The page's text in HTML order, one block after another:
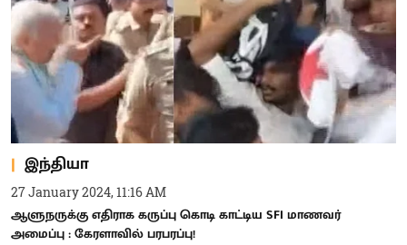
இந்தியா
27 January 2024, 11:16 AM
ஆளுநருக்கு எதிராக கருப்பு கொடி காட்டிய SFI மாணவர்
அமைப்பு : கேரளாவில் பரபரப்பு!